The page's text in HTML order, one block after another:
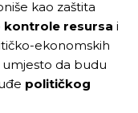
kao zaštita
kontrole resursa i
ekonomskih
umjesto da budu
političkog